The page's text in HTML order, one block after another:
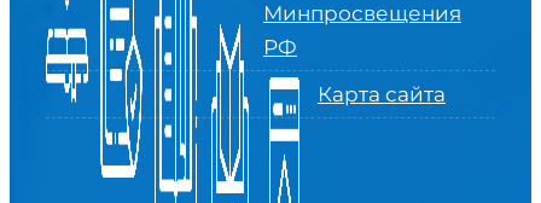
Минпросвещения
РФ
Карта сайта